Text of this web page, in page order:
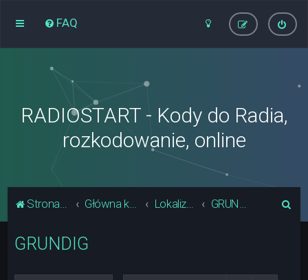
FAQ
RADIOSTART - Kody do Radia,
rozkodowanie, online
Strona główna Główna kategoria forum Lokalizacja Układów Pamięci Radia GRUNDIG
GRUNDIG